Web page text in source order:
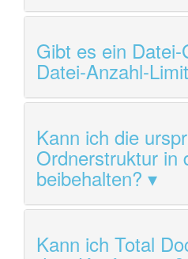
Gibt es ein
Datei-Anzahl-
Kann ich die
Ordnerstruktur in
beibehalten?
Kann ich Total